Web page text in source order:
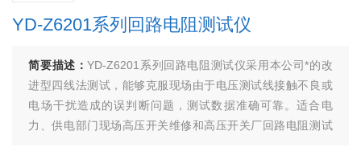
YD-Z6201系列回路电阻测试仪
简要描述：YD-Z6201系列回路电阻测试仪采用本公司*的改
进型四线法测试，能够克服现场由于电压测试线接触不良或
电场干扰造成的误判断问题，测试数据准确可靠。适合电
力、供电部门现场高压开关维修和高压开关厂回路电阻测试